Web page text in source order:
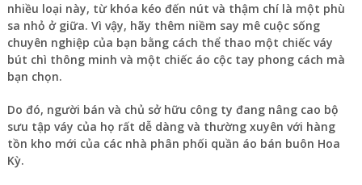
nhiều loại này, từ khóa kéo đến nút và thậm chí là một phù
sa nhỏ ở giữa. Vì vậy, hãy thêm niềm say mê cuộc sống
chuyên nghiệp của bạn bằng cách thể thao một chiếc váy
bút chì thông minh và một chiếc áo cộc tay phong cách mà
bạn chọn.
Do đó, người bán và chủ sở hữu công ty đang nâng cao bộ
sưu tập váy của họ rất dễ dàng và thường xuyên với hàng
tồn kho mới của các nhà phân phối quần áo bán buôn Hoa
Kỳ.